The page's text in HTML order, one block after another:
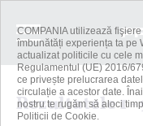
Rezultatele 1
COMPANIA utilizează
îmbunătăți experiența ta pe
actualizat politicile cu cele
Regulamentul (UE) 2016/
ce privește prelucrarea
circulație a acestor date.
nostru te rugăm să aloci
Politicii de Cookie.